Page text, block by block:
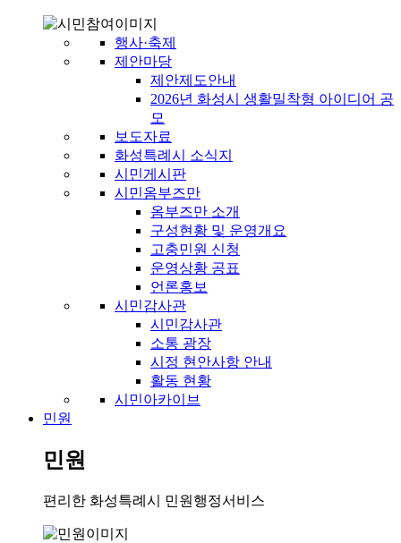
행사·축제
제안마당
제안제도안내
2026년 화성시 생활밀착형 아이디어 공
모
보도자료
화성특례시 소식지
시민게시판
시민옴부즈만
옴부즈만 소개
구성현황 및 운영개요
고충민원 신청
운영상황 공표
언론홍보
시민감사관
시민감사관
소통 광장
시정 현안사항 안내
활동 현황
시민아카이브
민원
민원
편리한 화성특례시 민원행정서비스